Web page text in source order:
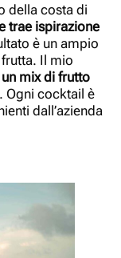
della costa di
trae ispirazione
è un ampio
Il mio
mix di frutto
Ogni cocktail è
dall’azienda